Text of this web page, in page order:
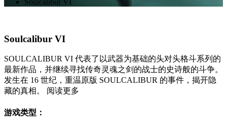
Soulcalibur VI
SOULCALIBUR VI 代表了以武器为基础的头对头格斗系列的
最新作品，并继续寻找传奇灵魂之剑的战士的史诗般的斗争。
发生在 16 世纪，重温原版 SOULCALIBUR 的事件，揭开隐
藏的真相。 阅读更多
游戏类型：